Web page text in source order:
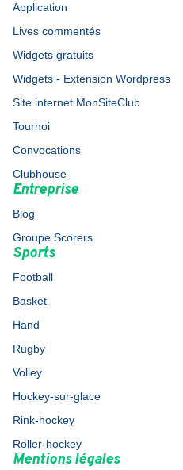
Application
Lives commentés
Widgets gratuits
Widgets - Extension Wordpress
Site internet MonSiteClub
Tournoi
Convocations
Clubhouse
Entreprise
Blog
Groupe Scorers
Sports
Football
Basket
Hand
Rugby
Volley
Hockey-sur-glace
Rink-hockey
Roller-hockey
Mentions légales